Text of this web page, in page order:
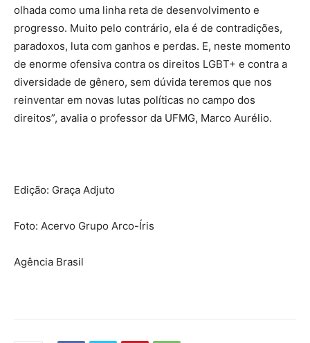
olhada como uma linha reta de desenvolvimento e
progresso. Muito pelo contrário, ela é de contradições,
paradoxos, luta com ganhos e perdas. E, neste momento
de enorme ofensiva contra os direitos LGBT+ e contra a
diversidade de gênero, sem dúvida teremos que nos
reinventar em novas lutas políticas no campo dos
direitos”, avalia o professor da UFMG, Marco Aurélio.
Edição: Graça Adjuto
Foto: Acervo Grupo Arco-Íris
Agência Brasil